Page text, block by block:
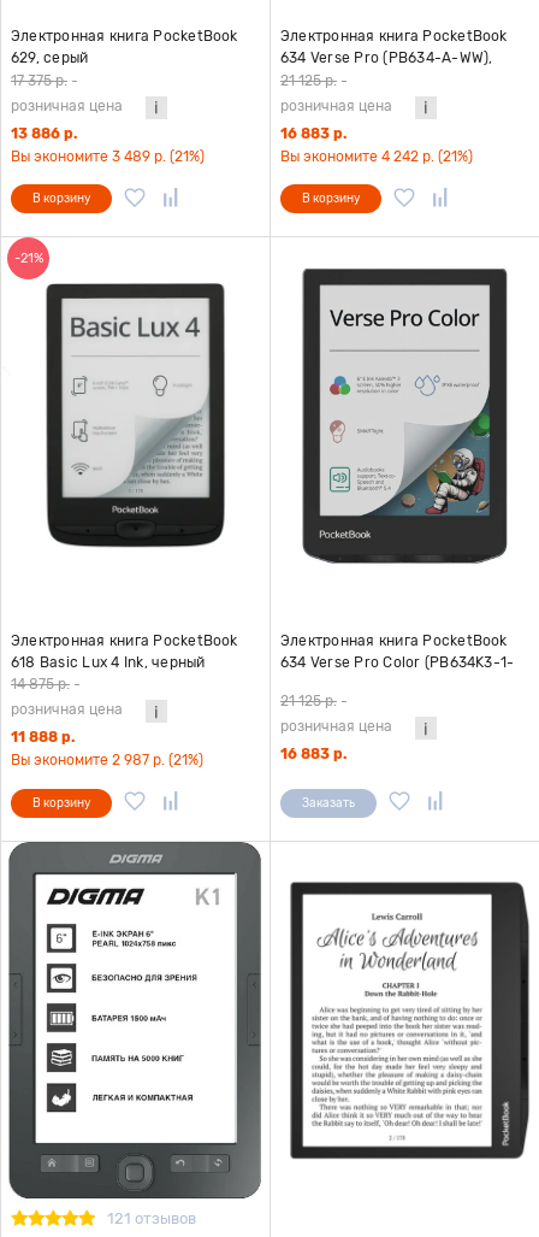
Электронная книга PocketBook
629, серый
17 375 р. -
розничная цена
13 886 р.
Вы экономите 3 489 р. (21%)
В корзину
Электронная книга PocketBook
634 Verse Pro (PB634-A-WW),
лазурный
21 125 р. -
розничная цена
16 883 р.
Вы экономите 4 242 р. (21%)
В корзину
-21%
Электронная книга PocketBook
618 Basic Lux 4 Ink, черный
14 875 р. -
розничная цена
11 888 р.
Вы экономите 2 987 р. (21%)
В корзину
Электронная книга PocketBook
634 Verse Pro Color (PB634K3-1-
21 125 р. -
розничная цена
16 883 р.
Заказать
121 отзывов